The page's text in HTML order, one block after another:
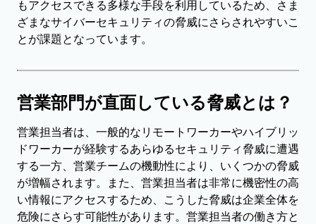
もアクセスできる多様な手段を利用しているため、さま
ざまなサイバーセキュリティの脅威にさらされやすいこ
とが課題となっています。
営業部門が直面している脅威とは？
営業担当者は、一般的なリモートワーカーやハイブリッ
ドワーカーが経験するあらゆるセキュリティ脅威に遭遇
する一方、営業チームの機動性により、いくつかの脅威
が増幅されます。また、営業担当者は非常に機密性の高
い情報にアクセスするため、こうした脅威は企業全体を
危険にさらす可能性があります。営業担当者の働き方と